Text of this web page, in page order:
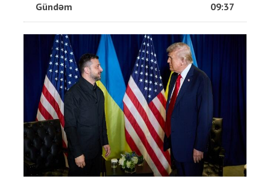
Gündəm 09:37